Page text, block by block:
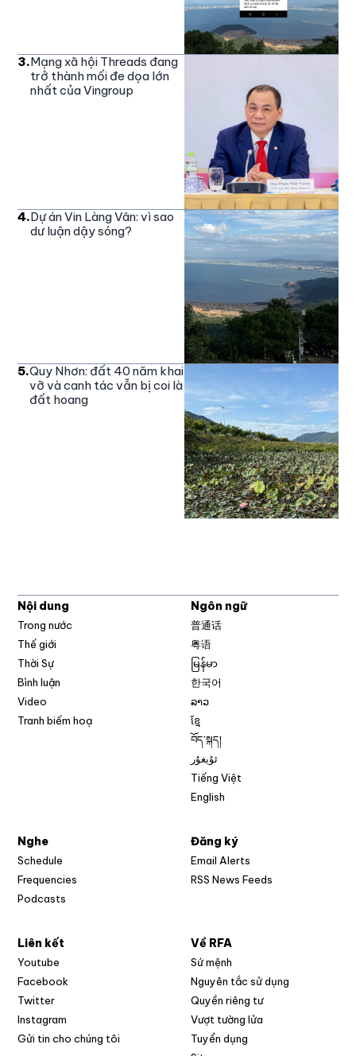
3.Mạng xã hội Threads đang
trở thành mối đe dọa lớn
nhất của Vingroup
4.Dự án Vin Làng Vân: vì sao
dư luận dậy sóng?
5.Quy Nhơn: đất 40 năm khai
vỡ và canh tác vẫn bị coi là
đất hoang
Nội dung
Trong nước
Thế giới
Thời Sự
Bình luận
Video
Tranh biếm hoạ
Ngôn ngữ
普通话
粤语
မြန်မာ
한국어
ລາວ
ខ្មែ
བོད་སྐད།
ئۇيغۇر
Tiếng Việt
English
Nghe
Schedule
Frequencies
Podcasts
Đăng ký
Email Alerts
RSS News Feeds
Liên kết
Youtube
Facebook
Twitter
Instagram
Gửi tin cho chúng tôi
Về RFA
Sứ mệnh
Nguyên tắc sử dụng
Quyền riêng tư
Vượt tường lửa
Tuyển dụng